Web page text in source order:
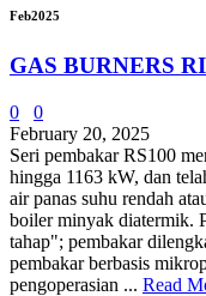
Feb2025
GAS BURNERS
0
0
February 20, 2025
Seri pembakar RS100
hingga 1163 kW, dan
air panas suhu rendah
boiler minyak diatermik.
tahap"; pembakar
pembakar berbasis
pengoperasian ... Read